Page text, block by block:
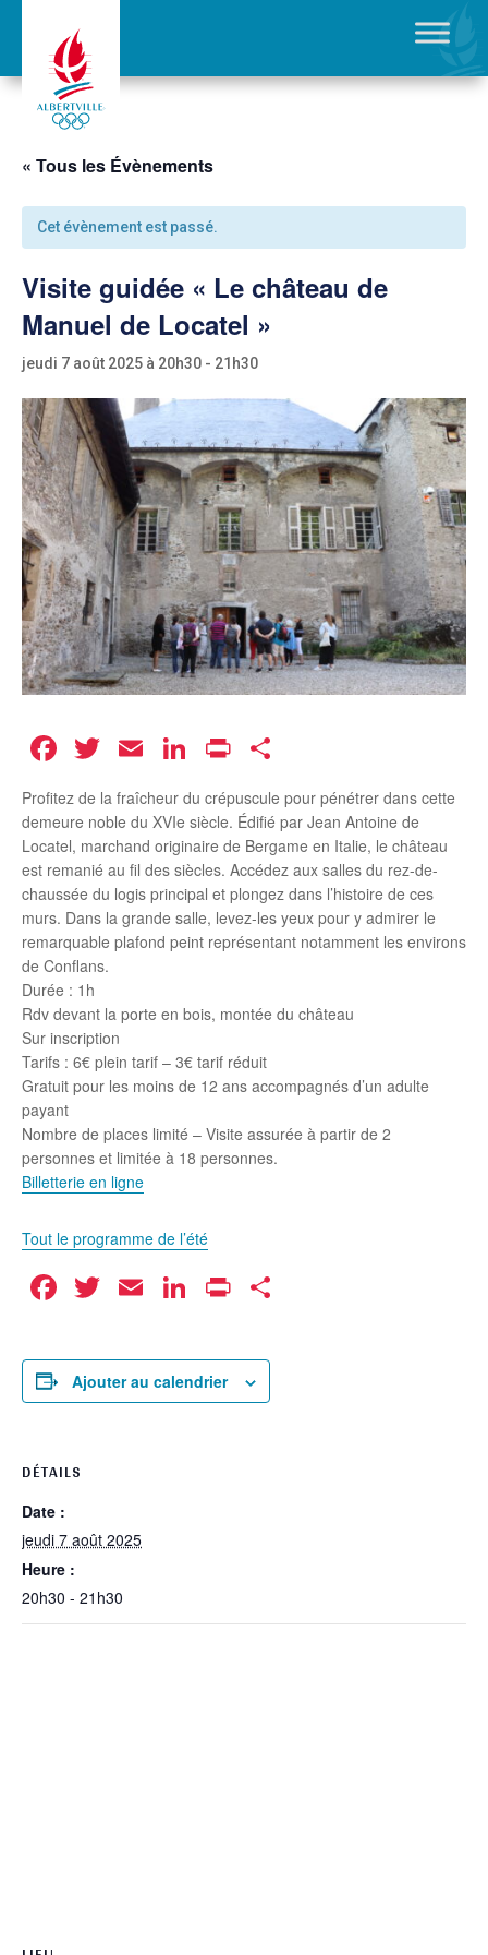
« Tous les Évènements
Cet évènement est passé.
Visite guidée « Le château de
Manuel de Locatel »
jeudi 7 août 2025 à 20h30 - 21h30
Facebook
Twitter
EmailLinkedIn
Print
Profitez de la fraîcheur du crépuscule pour pénétrer dans cette
demeure noble du XVIe siècle. Édifié par Jean Antoine de
Locatel, marchand originaire de Bergame en Italie, le château
est remanié au fil des siècles. Accédez aux salles du rez-de-
chaussée du logis principal et plongez dans l’histoire de ces
murs. Dans la grande salle, levez-les yeux pour y admirer le
remarquable plafond peint représentant notamment les environs
de Conflans.
Durée : 1h
Rdv devant la porte en bois, montée du château
Sur inscription
Tarifs : 6€ plein tarif – 3€ tarif réduit
Gratuit pour les moins de 12 ans accompagnés d’un adulte
payant
Nombre de places limité – Visite assurée à partir de 2
personnes et limitée à 18 personnes.
Billetterie en ligne
Tout le programme de l’été
Facebook
Twitter
EmailLinkedIn
Print
Ajouter au calendrier
DÉTAILS
Date :
jeudi 7 août 2025
Heure :
20h30 - 21h30